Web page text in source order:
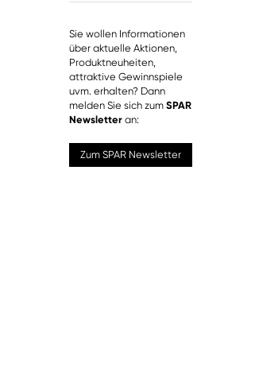
Sie wollen Informationen
über aktuelle Aktionen,
Produktneuheiten,
attraktive Gewinnspiele
uvm. erhalten? Dann
melden Sie sich zum SPAR
Newsletter an:
Zum SPAR Newsletter